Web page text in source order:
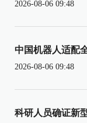
2026-08-06 09:48
中国机器人适配
2026-08-06 09:48
科研人员确证新